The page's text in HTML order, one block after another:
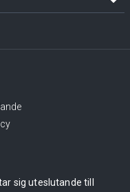
sig uteslutande till